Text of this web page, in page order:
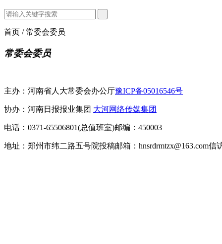
首页 / 常委会委员
常委会委员
主办：河南省人大常委会办公厅豫ICP备05016546号
协办：河南日报报业集团 大河网络传媒集团
电话：0371-65506801(总值班室)邮编：450003
地址：郑州市纬二路五号院投稿邮箱：hnsrdrmtzx@163.com信